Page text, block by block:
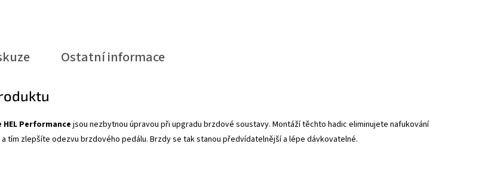
Ostatní informace
Performance jsou nezbytnou úpravou při upgradu brzdové soustavy. Montáží těchto hadic eliminujete nafukování
tím zlepšíte odezvu brzdového pedálu. Brzdy se tak stanou předvídatelnější a lépe dávkovatelné.